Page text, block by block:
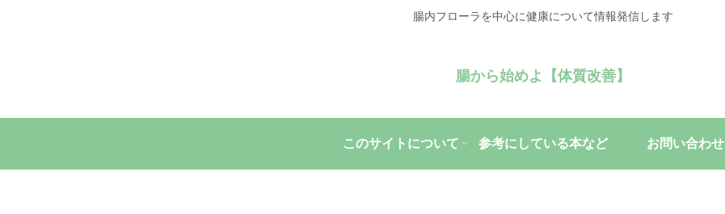
腸内フローラを中心に健康について情報発信します
腸から始めよ【体質改善】
このサイトについて 参考にしている本など お問い合わせ